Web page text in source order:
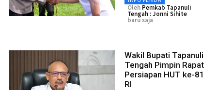
Oleh Pemkab Tapanuli
Tengah : Jonni Sihite
baru saja
Wakil Bupati Tapanuli
Tengah Pimpin Rapat
Persiapan HUT ke-81
RI